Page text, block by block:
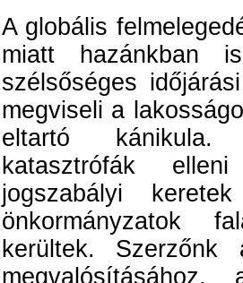
A globális
miatt hazánkban
szélsőséges
megviseli a
eltartó kánikula.
katasztrófák
jogszabályi
önkormányzatok
kerültek. Szerzőnk